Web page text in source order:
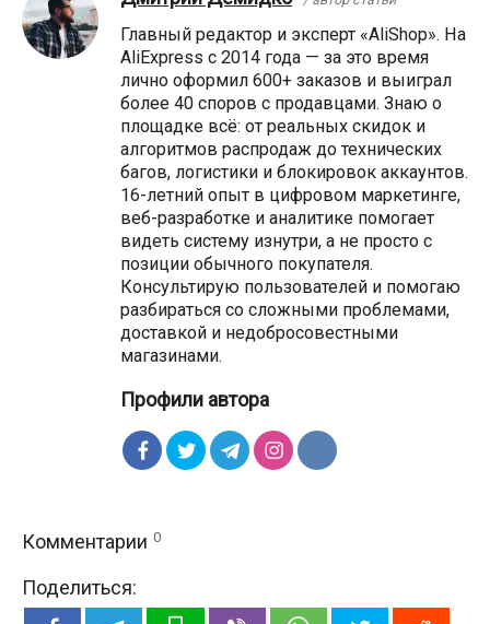
Главный редактор и эксперт «AliShop». На
AliExpress с 2014 года — за это время
лично оформил 600+ заказов и выиграл
более 40 споров с продавцами. Знаю о
площадке всё: от реальных скидок и
алгоритмов распродаж до технических
багов, логистики и блокировок аккаунтов.
16-летний опыт в цифровом маркетинге,
веб-разработке и аналитике помогает
видеть систему изнутри, а не просто с
позиции обычного покупателя.
Консультирую пользователей и помогаю
разбираться со сложными проблемами,
доставкой и недобросовестными
магазинами.
Профили автора
Комментарии 0
Поделиться: